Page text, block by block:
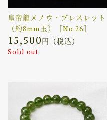
皇帝龍メノウ・ブレスレット
（約8mm玉）［No.26］
15,500円（税込）
Sold out